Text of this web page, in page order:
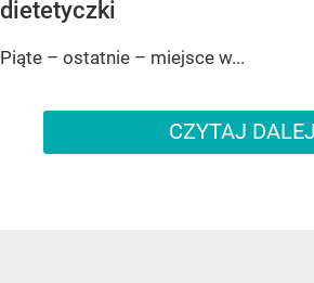
dietetyczki
Piąte – ostatnie – miejsce w...
CZYTAJ DALEJ